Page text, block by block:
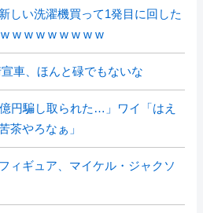
しい洗濯機買って1発目に回した
w w w w w w w w
車、ほんと碌でもないな
円騙し取られた…」ワイ「はえ
茶やろなぁ」
ィギュア、マイケル・ジャクソ